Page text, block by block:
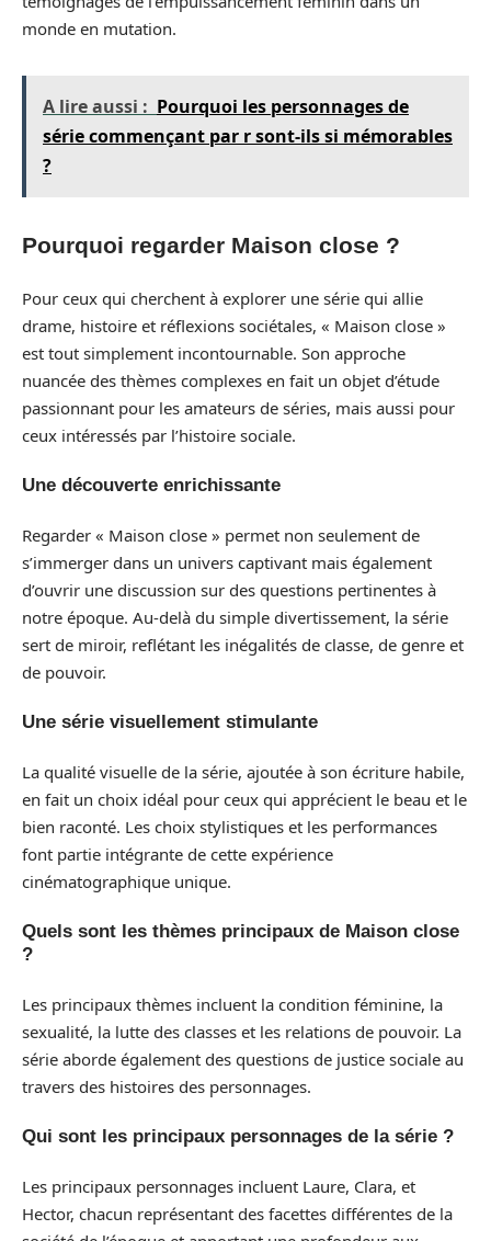
monde en mutation.
A lire aussi : Pourquoi les personnages de
série commençant par r sont-ils si mémorables
?
Pourquoi regarder Maison close ?
Pour ceux qui cherchent à explorer une série qui allie
drame, histoire et réflexions sociétales, « Maison close »
est tout simplement incontournable. Son approche
nuancée des thèmes complexes en fait un objet d’étude
passionnant pour les amateurs de séries, mais aussi pour
ceux intéressés par l’histoire sociale.
Une découverte enrichissante
Regarder « Maison close » permet non seulement de
s’immerger dans un univers captivant mais également
d’ouvrir une discussion sur des questions pertinentes à
notre époque. Au-delà du simple divertissement, la série
sert de miroir, reflétant les inégalités de classe, de genre et
de pouvoir.
Une série visuellement stimulante
La qualité visuelle de la série, ajoutée à son écriture habile,
en fait un choix idéal pour ceux qui apprécient le beau et le
bien raconté. Les choix stylistiques et les performances
font partie intégrante de cette expérience
cinématographique unique.
Quels sont les thèmes principaux de Maison close
?
Les principaux thèmes incluent la condition féminine, la
sexualité, la lutte des classes et les relations de pouvoir. La
série aborde également des questions de justice sociale au
travers des histoires des personnages.
Qui sont les principaux personnages de la série ?
Les principaux personnages incluent Laure, Clara, et
Hector, chacun représentant des facettes différentes de la